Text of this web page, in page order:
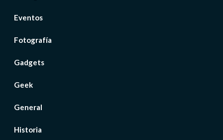
Eventos
Fotografía
Gadgets
Geek
General
Historia